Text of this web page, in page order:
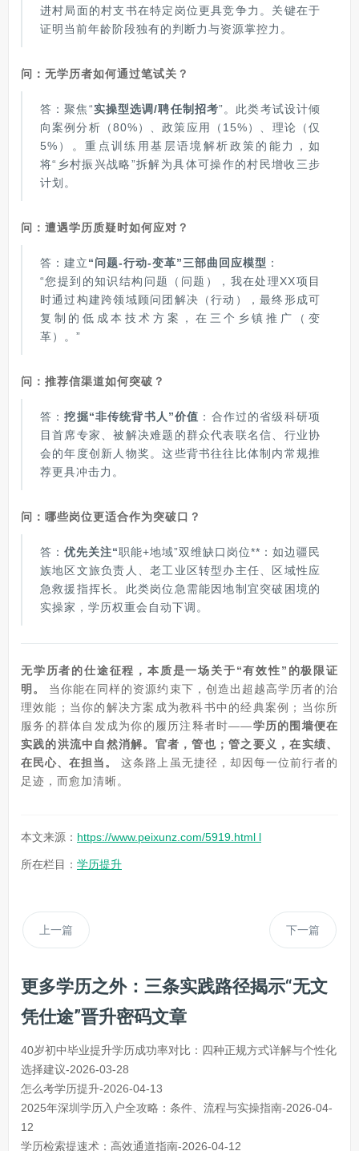
进村局面的村支书在特定岗位更具竞争力。关键在于
证明当前年龄阶段独有的判断力与资源掌控力。
问：无学历者如何通过笔试关？
答：聚焦“实操型选调/聘任制招考”。此类考试设计倾
向案例分析（80%）、政策应用（15%）、理论（仅
5%）。重点训练用基层语境解析政策的能力，如
将“乡村振兴战略”拆解为具体可操作的村民增收三步
计划。
问：遭遇学历质疑时如何应对？
答：建立“问题-行动-变革”三部曲回应模型 ：
“您提到的知识结构问题（问题），我在处理XX项目
时通过构建跨领域顾问团解决（行动），最终形成可
复制的低成本技术方案，在三个乡镇推广（变
革）。”
问：推荐信渠道如何突破？
答：挖掘“非传统背书人”价值 ：合作过的省级科研项
目首席专家、被解决难题的群众代表联名信、行业协
会的年度创新人物奖。这些背书往往比体制内常规推
荐更具冲击力。
问：哪些岗位更适合作为突破口？
答： 优先关注“职能+地域”双维缺口岗位**：如边疆民
族地区文旅负责人、老工业区转型办主任、区域性应
急救援指挥长。此类岗位急需能因地制宜突破困境的
实操家，学历权重会自动下调。
无学历者的仕途征程，本质是一场关于“有效性”的极限证
明。
当你能在同样的资源约束下，创造出超越高学历者的治
理效能；当你的解决方案成为教科书中的经典案例；当你所
服务的群体自发成为你的履历注释者时——学历的围墙便在
实践的洪流中自然消解。官者，管也；管之要义，在实绩、
在民心、在担当。
这条路上虽无捷径，却因每一位前行者的
足迹，而愈加清晰。
本文来源： https://www.peixunz.com/5919.html l
所在栏目： 学历提升
上一篇 下一篇
更多学历之外：三条实践路径揭示“无文
凭仕途”晋升密码文章
40岁初中毕业提升学历成功率对比：四种正规方式详解与个性化
选择建议-2026-03-28
怎么考学历提升-2026-04-13
2025年深圳学历入户全攻略：条件、流程与实操指南-2026-04-
12
学历检索提速术：高效通道指南-2026-04-12